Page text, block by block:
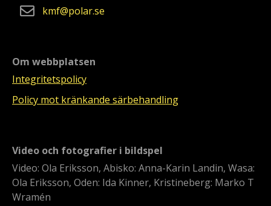
kmf
polarse
Om webbplatsen
Integritetspolicy
Policy mot kränkande särbehandling
Video och fotografier i bildspel
Video: Ola Eriksson, Abisko: Anna-Karin Landin, Wasa:
Ola Eriksson, Oden: Ida Kinner, Kristineberg: Marko T
Wramén